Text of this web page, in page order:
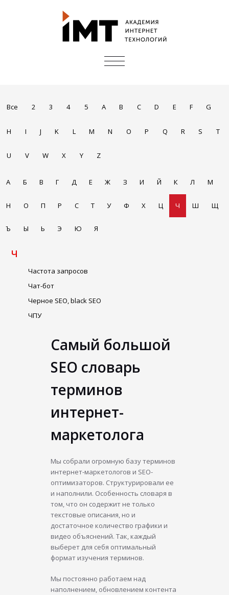
ПОКАЗАТЬ/
Все 2 3 4 5 A B C D E F G
H I J K L M N O P Q R S T
U V W X Y Z
А Б В Г Д Е Ж З И Й К Л М
Н О П Р С Т У Ф Х Ц Ч Ш Щ
Ъ Ы Ь Э Ю Я
Ч
Частота запросов
Чат-бот
Черное SEO, black SEO
ЧПУ
Самый большой
SEO словарь
терминов
интернет-
маркетолога
Мы собрали огромную базу терминов
интернет-маркетологов и SEO-
оптимизаторов. Структурировали ее
и наполнили. Особенность словаря в
том, что он содержит не только
текстовые описания, но и
достаточное количество графики и
видео объяснений. Так, каждый
выберет для себя оптимальный
формат изучения терминов.
Мы постоянно работаем над
наполнением, обновлением контента